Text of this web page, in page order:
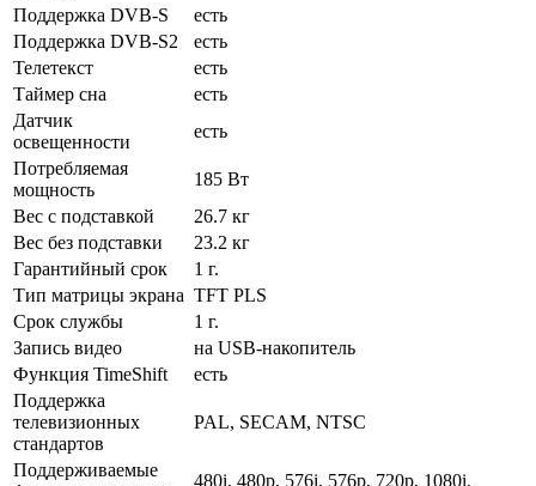
Поддержка DVB-S
есть
Поддержка DVB-S2
есть
Телетекст
есть
Таймер сна
есть
Датчик
освещенности
есть
Потребляемая
мощность
185 Вт
Вес с подставкой
26.7 кг
Вес без подставки
23.2 кг
Гарантийный срок
1 г.
Тип матрицы экрана TFT PLS
Срок службы
1 г.
Запись видео
на USB-накопитель
Функция TimeShift
есть
Поддержка
телевизионных
стандартов
PAL, SECAM, NTSC
Поддерживаемые
480i, 480p, 576i, 576p, 720p, 1080i,